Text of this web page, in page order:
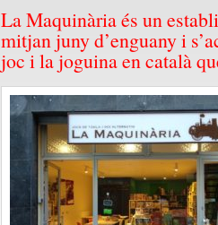
La Maquinàriaés un
mitjan juny d’enguany i
joc i la joguina en català